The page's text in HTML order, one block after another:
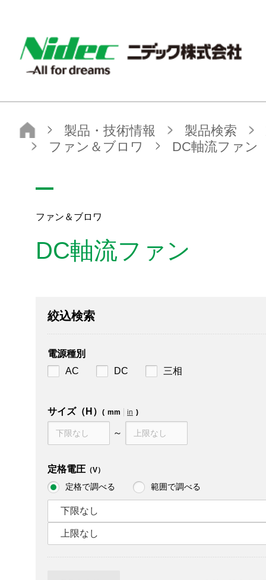
ニデック株式会社
製品・技術情報 製品検索 製品カテゴリから探す
小型・精密モータ
ファン＆ブロワ
DC軸流ファン
ファン＆ブロワ
DC軸流ファン
絞込検索
電源種別
AC
DC 三相
サイズ（H） ( mm in )
～
定格電圧 （V）
定格で調べる 範囲で調べる
下限なし
上限なし